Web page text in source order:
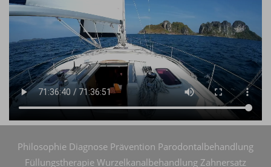
Philosophie Diagnose Prävention Parodontalbehandlung
Füllungstherapie Wurzelkanalbehandlung Zahnersatz